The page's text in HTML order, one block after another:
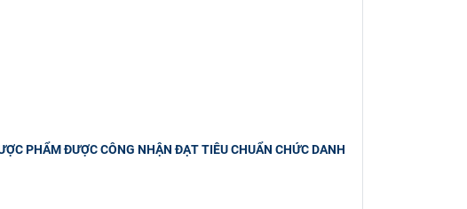
PHẨM ĐƯỢC CÔNG NHẬN ĐẠT TIÊU CHUẨN CHỨC DANH